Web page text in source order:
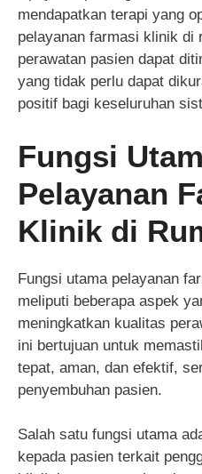
mendapatkan terapi yang
pelayanan farmasi klinik di
perawatan pasien dapat
yang tidak perlu dapat
positif bagi keseluruhan
Fungsi
Pelayanan
Klinik di
Fungsi utama pelayanan
meliputi beberapa aspek
meningkatkan kualitas
ini bertujuan untuk
tepat, aman, dan efektif,
penyembuhan pasien.
Salah satu fungsi utama
kepada pasien terkait